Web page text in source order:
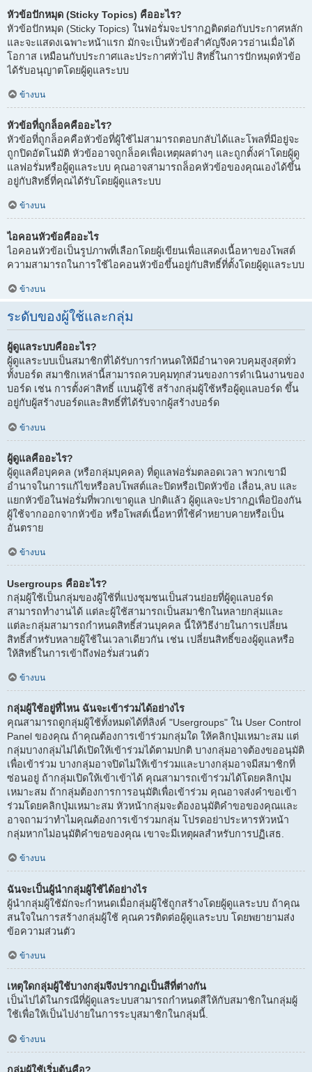
หัวข้อปักหมุด (Sticky Topics) คืออะไร?
หัวข้อปักหมุด (Sticky Topics) ในฟอรั่มจะปรากฏติดต่อกับประกาศหลัก
และจะแสดงเฉพาะหน้าแรก มักจะเป็นหัวข้อสำคัญจึงควรอ่านเมื่อได้
โอกาส เหมือนกับประกาศและประกาศทั่วไป สิทธิ์ในการปักหมุดหัวข้อ
ได้รับอนุญาตโดยผู้ดูแลระบบ
ข้างบน
หัวข้อที่ถูกล็อคคืออะไร?
หัวข้อที่ถูกล็อคคือหัวข้อที่ผู้ใช้ไม่สามารถตอบกลับได้และโพลที่มีอยู่จะ
ถูกปิดอัตโนมัติ หัวข้ออาจถูกล็อคเพื่อเหตุผลต่างๆ และถูกตั้งค่าโดยผู้ดู
แลฟอรั่มหรือผู้ดูแลระบบ คุณอาจสามารถล็อคหัวข้อของคุณเองได้ขึ้น
อยู่กับสิทธิ์ที่คุณได้รับโดยผู้ดูแลระบบ
ข้างบน
ไอคอนหัวข้อคืออะไร
ไอคอนหัวข้อเป็นรูปภาพที่เลือกโดยผู้เขียนเพื่อแสดงเนื้อหาของโพสต์
ความสามารถในการใช้ไอคอนหัวข้อขึ้นอยู่กับสิทธิ์ที่ตั้งโดยผู้ดูแลระบบ
ข้างบน
ระดับของผู้ใช้และกลุ่ม
ผู้ดูแลระบบคืออะไร?
ผู้ดูแลระบบเป็นสมาชิกที่ได้รับการกำหนดให้มีอำนาจควบคุมสูงสุดทั่ว
ทั้งบอร์ด สมาชิกเหล่านี้สามารถควบคุมทุกส่วนของการดำเนินงานของ
บอร์ด เช่น การตั้งค่าสิทธิ์ แบนผู้ใช้ สร้างกลุ่มผู้ใช้หรือผู้ดูแลบอร์ด ขึ้น
อยู่กับผู้สร้างบอร์ดและสิทธิ์ที่ได้รับจากผู้สร้างบอร์ด
ข้างบน
ผู้ดูแลคืออะไร?
ผู้ดูแลคือบุคคล (หรือกลุ่มบุคคล) ที่ดูแลฟอรั่มตลอดเวลา พวกเขามี
อำนาจในการแก้ไขหรือลบโพสต์และปิดหรือเปิดหัวข้อ เลื่อน,ลบ และ
แยกหัวข้อในฟอรั่มที่พวกเขาดูแล ปกติแล้ว ผู้ดูแลจะปรากฏเพื่อป้องกัน
ผู้ใช้จากออกจากหัวข้อ หรือโพสต์เนื้อหาที่ใช้คำหยาบคายหรือเป็น
อันตราย
ข้างบน
Usergroups คืออะไร?
กลุ่มผู้ใช้เป็นกลุ่มของผู้ใช้ที่แบ่งชุมชนเป็นส่วนย่อยที่ผู้ดูแลบอร์ด
สามารถทำงานได้ แต่ละผู้ใช้สามารถเป็นสมาชิกในหลายกลุ่มและ
แต่ละกลุ่มสามารถกำหนดสิทธิ์ส่วนบุคคล นี้ให้วิธีง่ายในการเปลี่ยน
สิทธิ์สำหรับหลายผู้ใช้ในเวลาเดียวกัน เช่น เปลี่ยนสิทธิ์ของผู้ดูแลหรือ
ให้สิทธิ์ในการเข้าถึงฟอรั่มส่วนตัว
ข้างบน
กลุ่มผู้ใช้อยู่ที่ไหน ฉันจะเข้าร่วมได้อย่างไร
คุณสามารถดูกลุ่มผู้ใช้ทั้งหมดได้ที่ลิงค์ "Usergroups" ใน User Control
Panel ของคุณ ถ้าคุณต้องการเข้าร่วมกลุ่มใด ให้คลิกปุ่มเหมาะสม แต่
กลุ่มบางกลุ่มไม่ได้เปิดให้เข้าร่วมได้ตามปกติ บางกลุ่มอาจต้องขออนุมัติ
เพื่อเข้าร่วม บางกลุ่มอาจปิดไม่ให้เข้าร่วมและบางกลุ่มอาจมีสมาชิกที่
ซ่อนอยู่ ถ้ากลุ่มเปิดให้เข้าเข้าได้ คุณสามารถเข้าร่วมได้โดยคลิกปุ่ม
เหมาะสม ถ้ากลุ่มต้องการการอนุมัติเพื่อเข้าร่วม คุณอาจส่งคำขอเข้า
ร่วมโดยคลิกปุ่มเหมาะสม หัวหน้ากลุ่มจะต้องอนุมัติคำขอของคุณและ
อาจถามว่าทำไมคุณต้องการเข้าร่วมกลุ่ม โปรดอย่าประหารหัวหน้า
กลุ่มหากไม่อนุมัติคำขอของคุณ เขาจะมีเหตุผลสำหรับการปฏิเสธ.
ข้างบน
ฉันจะเป็นผู้นำกลุ่มผู้ใช้ได้อย่างไร
ผู้นำกลุ่มผู้ใช้มักจะกำหนดเมื่อกลุ่มผู้ใช้ถูกสร้างโดยผู้ดูแลระบบ ถ้าคุณ
สนใจในการสร้างกลุ่มผู้ใช้ คุณควรติดต่อผู้ดูแลระบบ โดยพยายามส่ง
ข้อความส่วนตัว
ข้างบน
เหตุใดกลุ่มผู้ใช้บางกลุ่มจึงปรากฏเป็นสีที่ต่างกัน
เป็นไปได้ในกรณีที่ผู้ดูแลระบบสามารถกำหนดสีให้กับสมาชิกในกลุ่มผู้
ใช้เพื่อให้เป็นไปง่ายในการระบุสมาชิกในกลุ่มนี้.
ข้างบน